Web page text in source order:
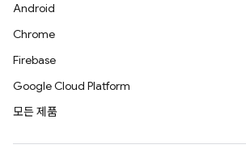
Android
Chrome
Firebase
Google Cloud Platform
모든 제품